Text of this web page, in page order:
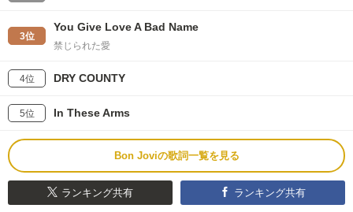
3位
You Give Love A Bad Name
禁じられた愛
4位 DRY COUNTY
5位 In These Arms
Bon Joviの歌詞一覧を見る
ランキング共有 ランキング共有